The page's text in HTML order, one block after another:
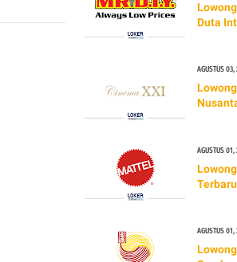
Duta
AGUSTUS
AGUSTUS
AGUSTUS